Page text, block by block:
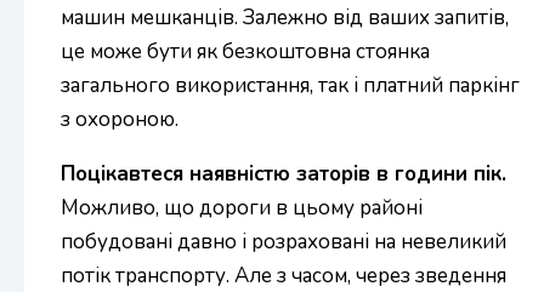
машин мешканців. Залежно від ваших запитів,
це може бути як безкоштовна стоянка
загального використання, так і платний паркінг
з охороною.
Поцікавтеся наявністю заторів в години пік.
Можливо, що дороги в цьому районі
побудовані давно і розраховані на невеликий
потік транспорту. Але з часом, через зведення